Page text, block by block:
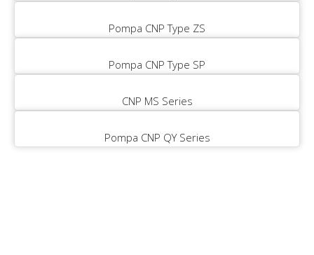
Pompa CNP Type ZS
Pompa CNP Type SP
CNP MS Series
Pompa CNP QY Series